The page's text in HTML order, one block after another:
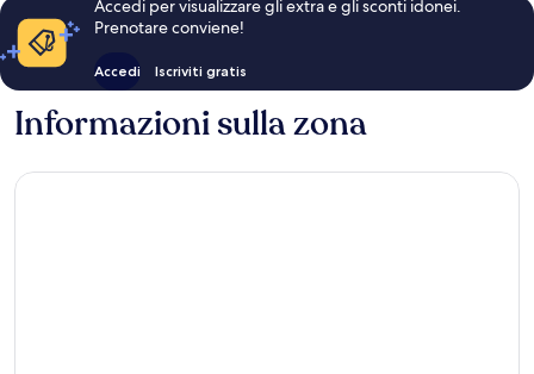
Accedi per visualizzare gli extra e gli sconti idonei.
Prenotare conviene!
Accedi Iscriviti gratis
Informazioni sulla zona